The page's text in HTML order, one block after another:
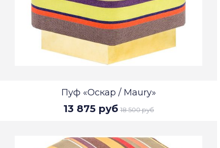
Пуф «Оскар / Maury»
13 875 руб 18 500 руб